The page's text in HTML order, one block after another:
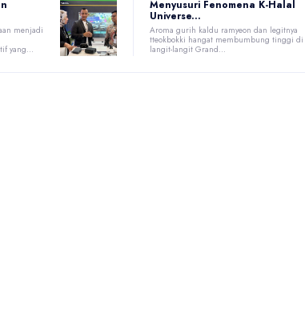
menjadi
yang...
Menyusuri Fenomena K-Halal
Universe...
Aroma gurih kaldu ramyeon dan legitnya
tteokbokki hangat membumbung tinggi di
langit-langit Grand...